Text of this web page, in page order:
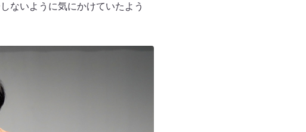
ないように気にかけていたよう